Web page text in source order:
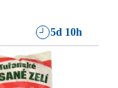
5d 10h